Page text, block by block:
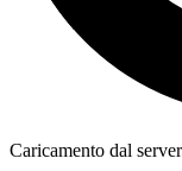
Caricamento dal